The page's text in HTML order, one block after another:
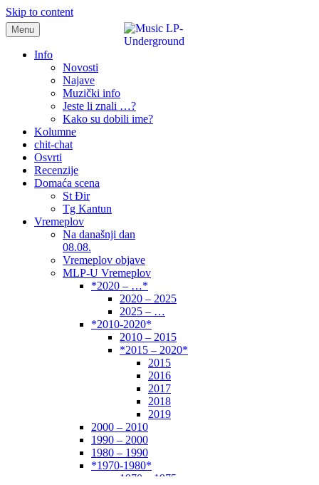
Skip to content
samo muzika i …..
Menu
Info
Novosti
Najave
Muzički info
Jeste li znali …?
Kako su dobili ime?
Kolumne
chit-chat
Osvrti
Recenzije
Domaća scena
St Đir
Tg Kantun
Vremeplov
Na današnji dan
08.08.
Vremeplov objave
MLP-U Vremeplov
*2020 – …*
2020 – 2025
2025 – …
*2010-2020*
2010 – 2015
*2015 – 2020*
2015
2016
2017
2018
2019
2000 – 2010
1990 – 2000
1980 – 1990
*1970-1980*
1970 – 1975